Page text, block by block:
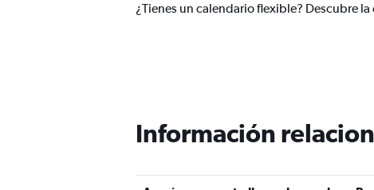
¿Tienes un calendario flexible? Descubre
Información